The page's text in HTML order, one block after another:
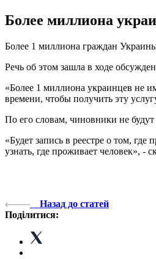
Более миллиона
Более 1 миллиона граждан
Речь об этом зашла в ходе
«Более 1 миллиона украинцев не
времени, чтобы получить эту
По его словам, чиновники не
«Будет запись в реестре о том,
узнать, где проживает человек», -
Назад до статей
Поділитися: